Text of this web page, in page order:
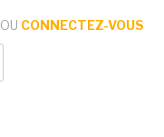
OU CONNECTEZ-VOUS